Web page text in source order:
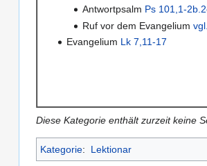
Antwortpsalm Ps 101,1-
Ruf vor dem Evangelium
Evangelium Lk 7,11-17
Diese Kategorie enthält zurzeit keine
Kategorie: Lektionar